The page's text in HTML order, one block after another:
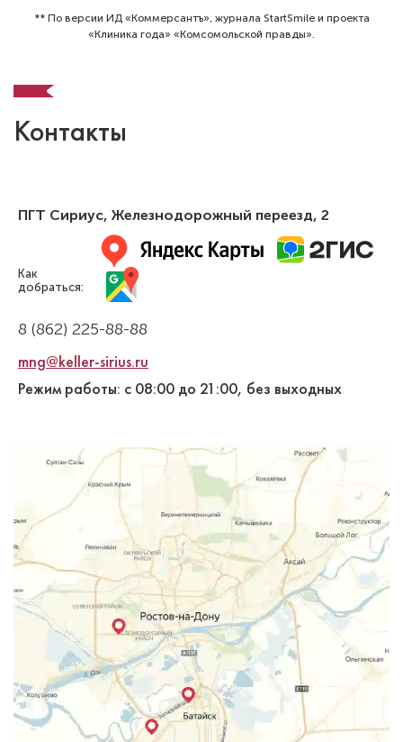
** По версии ИД «Коммерсантъ», журнала StartSmile и проекта
«Клиника года» «Комсомольской правды».
Контакты
ПГТ Сириус, Железнодорожный переезд, 2
Как
добраться:
8 (862) 225-88-88
mng@keller-sirius.ru
Режим работы: с 08:00 до 21:00, без выходных